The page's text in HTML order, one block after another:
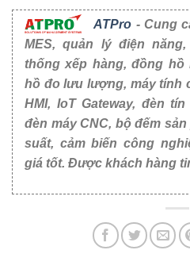
ATPro - Cung
MES, quản lý điện
thống xếp hàng, đồng
hồ đo lưu lượng, máy tính
HMI, IoT Gateway, đèn
đèn máy CNC, bộ đếm
suất, cảm biến công
giá tốt. Được khách hàng